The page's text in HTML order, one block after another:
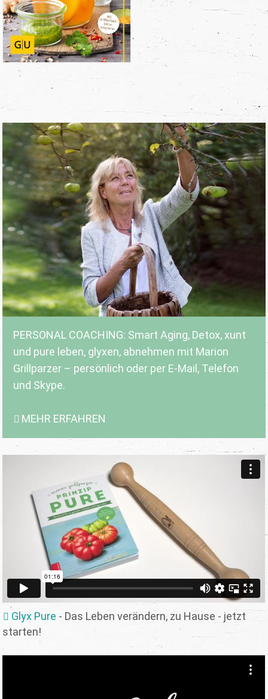
PERSONAL COACHING: Smart Aging, Detox, xunt
und pure leben, glyxen, abnehmen mit Marion
Grillparzer – persönlich oder per E-Mail, Telefon
und Skype.
MEHR ERFAHREN
Glyx Pure - Das Leben verändern, zu Hause - jetzt
starten!